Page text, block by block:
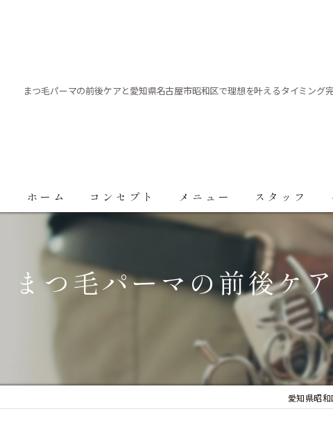
まつ毛パーマの前後ケアと愛知県名古屋市昭和区で理想を叶えるタイミング
ホーム コンセプト メニュー スタッフ
まつ毛パーマの前後ケ
愛知県昭和